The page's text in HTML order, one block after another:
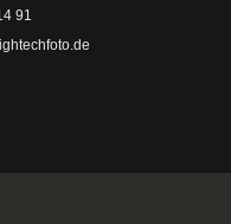
91